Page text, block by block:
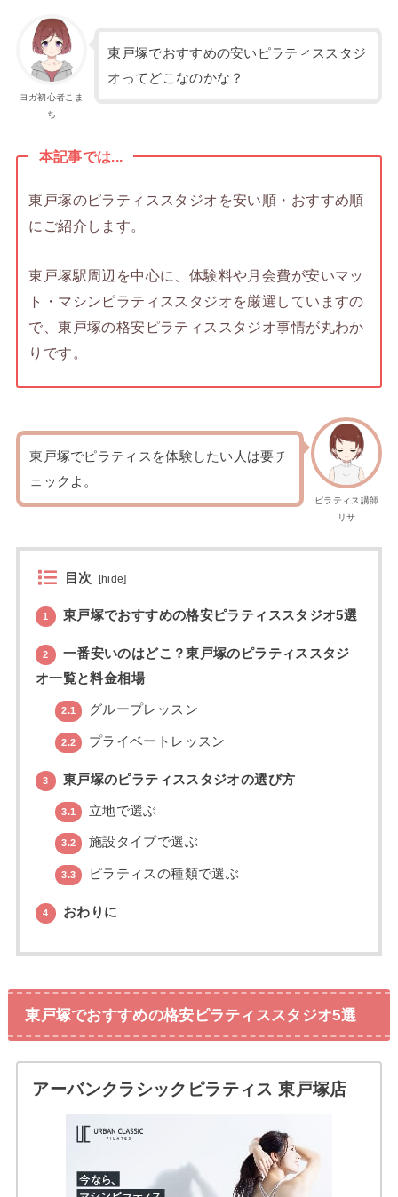
ヨガ初心者こま
ち
東戸塚でおすすめの安いピラティススタジ
オってどこなのかな？
本記事では...
東戸塚のピラティススタジオを安い順・おすすめ順
にご紹介します。
東戸塚駅周辺を中心に、体験料や月会費が安いマッ
ト・マシンピラティススタジオを厳選していますの
で、東戸塚の格安ピラティススタジオ事情が丸わか
りです。
ピラティス講師
リサ
東戸塚でピラティスを体験したい人は要チ
ェックよ。
目次 [hide]
1 東戸塚でおすすめの格安ピラティススタジオ5選
2
一番安いのはどこ？東戸塚のピラティススタジ
オ一覧と料金相場
2.1 グループレッスン
2.2 プライベートレッスン
3 東戸塚のピラティススタジオの選び方
3.1 立地で選ぶ
3.2 施設タイプで選ぶ
3.3 ピラティスの種類で選ぶ
4 おわりに
東戸塚でおすすめの格安ピラティススタジオ5選
アーバンクラシックピラティス 東戸塚店